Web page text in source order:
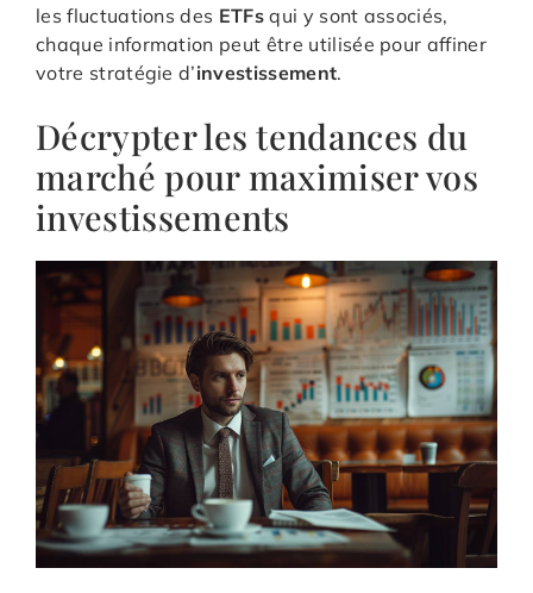
les fluctuations des ETFs qui y sont associés,
chaque information peut être utilisée pour affiner
votre stratégie d’investissement.
Décrypter les tendances du
marché pour maximiser vos
investissements